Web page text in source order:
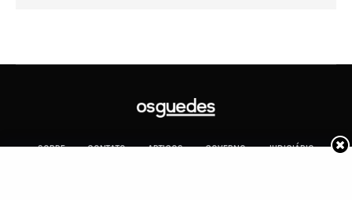
SOBRE CONTATO ARTIGOS GOVERNO
JUDICIÁRIO